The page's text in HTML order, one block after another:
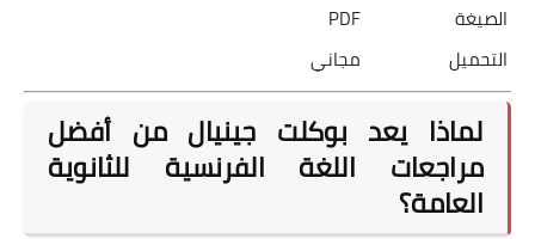
الصيغة
PDF
التحميل
مجاني
لماذا يعد بوكلت جينيال من أفضل
مراجعات اللغة الفرنسية للثانوية
العامة؟